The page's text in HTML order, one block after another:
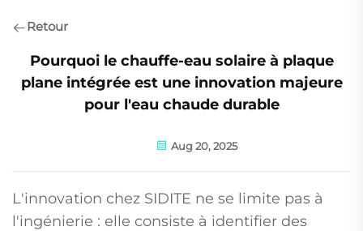
Retour
Pourquoi le chauffe-eau solaire à plaque
plane intégrée est une innovation majeure
pour l'eau chaude durable
Aug 20, 2025
L'innovation chez SIDITE ne se limite pas à
l'ingénierie : elle consiste à identifier des